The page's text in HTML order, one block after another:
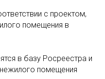
с проектом,
помещения в
в базу Росреестра и
помещения